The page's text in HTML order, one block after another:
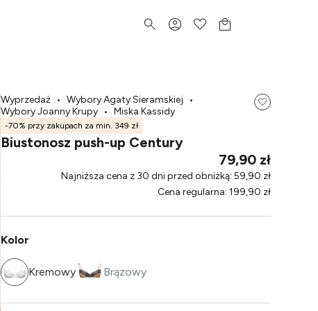
Wyprzedaż • Wybory Agaty Sieramskiej
•
Wybory Joanny Krupy • Miska Kassidy
-70% przy zakupach za min. 349 zł
Biustonosz push-up Century
79,90 zł
Najniższa cena z 30 dni przed obniżką: 59,90 zł
Cena regularna: 199,90 zł
Kolor
Kremowy Brązowy